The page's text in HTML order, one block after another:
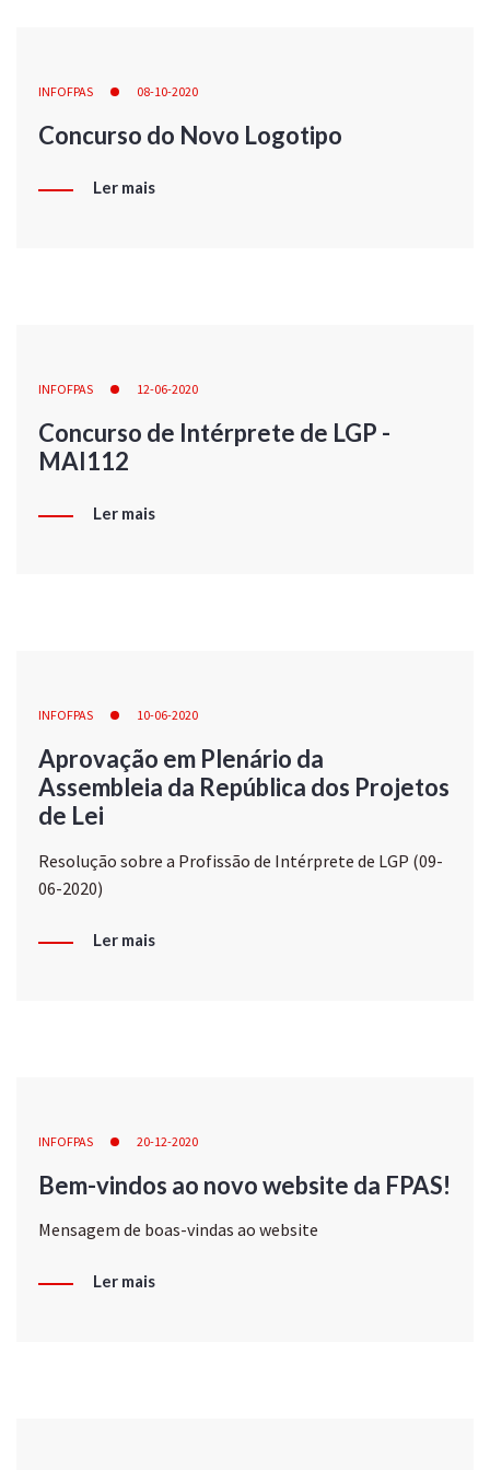
INFOFPAS 08-10-2020
Concurso do Novo Logotipo
Ler mais
INFOFPAS 12-06-2020
Concurso de Intérprete de LGP -
MAI112
Ler mais
INFOFPAS 10-06-2020
Aprovação em Plenário da
Assembleia da República dos Projetos
de Lei
Resolução sobre a Profissão de Intérprete de LGP (09-
06-2020)
Ler mais
INFOFPAS 20-12-2020
Bem-vindos ao novo website da FPAS!
Mensagem de boas-vindas ao website
Ler mais